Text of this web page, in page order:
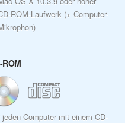
ROM-Laufwerk (+ Computer-
ROM
jeden Computer mit einem CD-